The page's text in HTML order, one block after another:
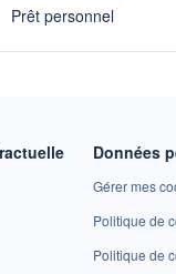
Prêt personnel
Données
Gérer mes
Politique de
Politique de